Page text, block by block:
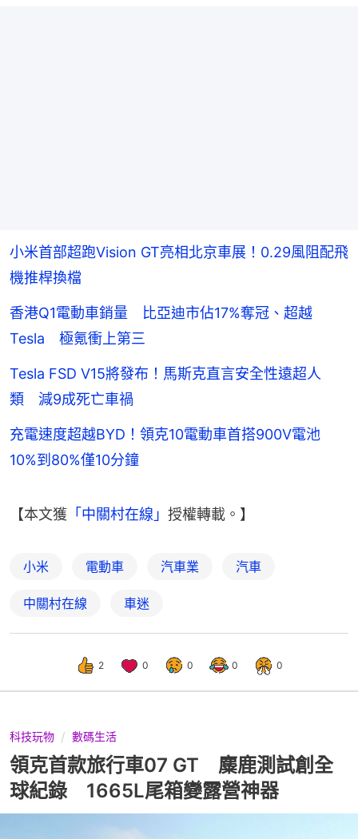
小米首部超跑Vision GT亮相北京車展！0.29風阻配飛
機推桿換檔
香港Q1電動車銷量 比亞迪市佔17%奪冠、超越
Tesla 極氪衝上第三
Tesla FSD V15將發布！馬斯克直言安全性遠超人
類 減9成死亡車禍
充電速度超越BYD！領克10電動車首搭900V電池
10%到80%僅10分鐘
【本文獲 「中關村在線」 授權轉載。】
小米 電動車 汽車業 汽車
中關村在線 車迷
2 0 0 0 0
科技玩物 數碼生活
領克首款旅行車07 GT 麋鹿測試創全
球紀錄 1665L尾箱變露營神器